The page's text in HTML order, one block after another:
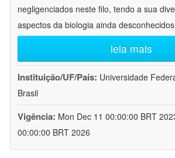
negligenciados neste filo, tendo a sua
aspectos da biologia ainda
leia mais
Instituição/UF/País: Universidade
Brasil
Vigência: Mon Dec 11 00:00:00 BRT
00:00:00 BRT 2026